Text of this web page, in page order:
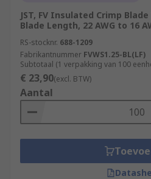
JST, FV Insulated Crimp
Blade Length, 22 AWG to 16
RS-stocknr. 688-1209
Fabrikantnummer FVWS1.25-BL(LF)
Subtotaal (1 verpakking van 100
€ 23,90(excl. BTW)
Aantal